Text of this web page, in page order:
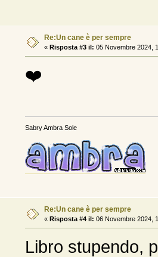
Re:Un cane è per sempre
« Risposta #3 il: 05 Novembre 2024,
❤️
Sabry Ambra Sole
Re:Un cane è per sempre
« Risposta #4 il: 06 Novembre 2024,
Libro stupendo,